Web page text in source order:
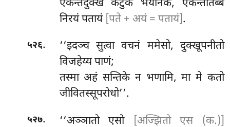
एकन्तदुक्खं कटुकं भयानकं, एकन्ततिब्बं
निरयं पतायं [पते + अयं = पतायं].
५२६. ‘‘इदञ्चसुत्वा वचनं ममेसो, दुक्खूपनीतो
विजहेय्य पाणं;
तस्मा अहं सन्तिके न भणामि, मा मे कतो
जीवितस्सूपरोधो’’.
५२७. ‘‘अञ्ञातो एसो
[अज्झितो एस (क.)]